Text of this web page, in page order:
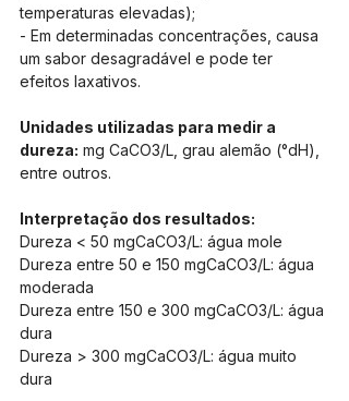
temperaturas elevadas);
- Em determinadas concentrações, causa
um sabor desagradável e pode ter
efeitos laxativos.
Unidades utilizadas para medir a
dureza: mg CaCO3/L, grau alemão (°dH),
entre outros.
Interpretação dos resultados:
Dureza < 50 mgCaCO3/L: água mole
Dureza entre 50 e 150 mgCaCO3/L: água
moderada
Dureza entre 150 e 300 mgCaCO3/L: água
dura
Dureza > 300 mgCaCO3/L: água muito
dura